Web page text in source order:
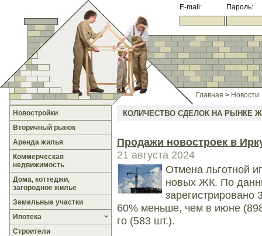
E-mail: Пароль:
Главная > Новости
Новостройки
Вторичный рынок
Аренда жилья
Коммерческая
недвижимость
Дома, коттеджи,
загородное жилье
Земельные участки
Ипотека
Строители
КОЛИЧЕСТВО СДЕЛОК НА РЫНКЕ
Продажи новостроек в
21 августа 2024
Отмена льготной
новых ЖК. По
зарегистрировано
60% меньше, чем в июне
го (583 шт.).